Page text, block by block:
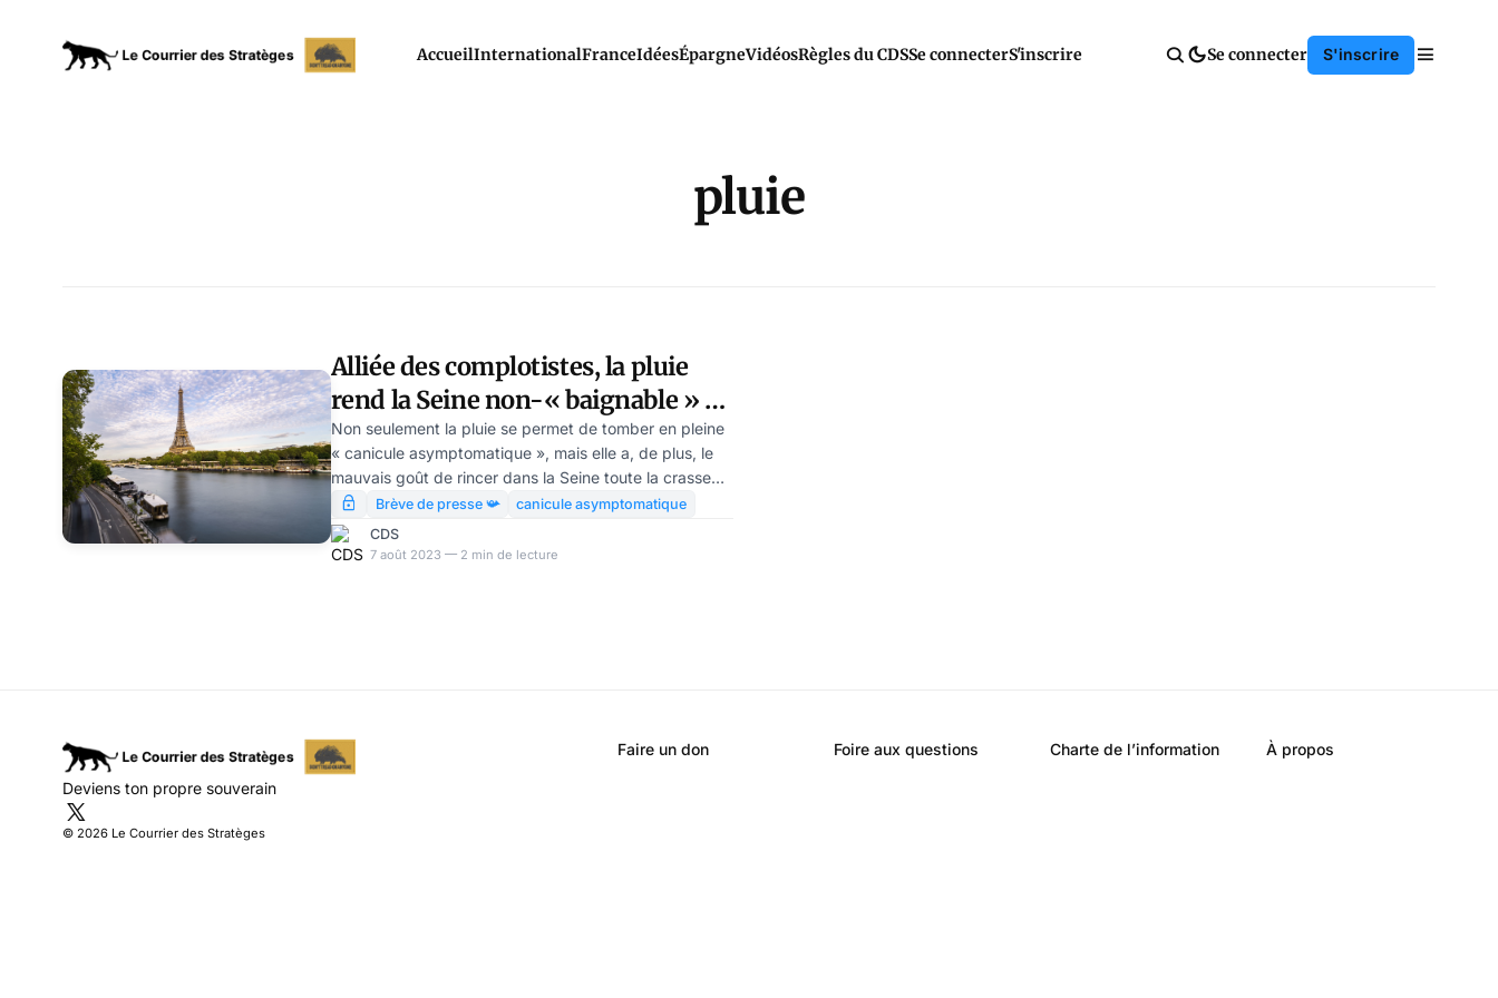
AccueilInternationalFranceIdéesÉpargneVidéosRègles du CDSSe connecterS'inscrire Se connecter S'inscrire
pluie
Alliée des complotistes, la pluie
rend la Seine non-« baignable » –
par Modeste Schwartz
Non seulement la pluie se permet de tomber en pleine
« canicule asymptomatique », mais elle a, de plus, le
mauvais goût de rincer dans la Seine toute la crasse
d’une mégapole fort sale – perturbant ainsi le rêve
macrono-olympien des JO.
Brève de presse 📯
canicule asymptomatique
CDS
7 août 2023 — 2 min de lecture
Deviens ton propre souverain
© 2026 Le Courrier des Stratèges
Faire un don Foire aux questions Charte de l’information À propos